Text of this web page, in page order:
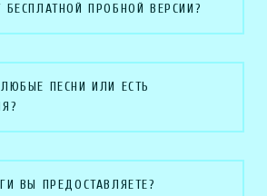
ПРОБНОЙ ВЕРСИИ?
ПЕСНИ ИЛИ ЕСТЬ
ВЫ ПРЕДОСТАВЛЯЕТЕ?